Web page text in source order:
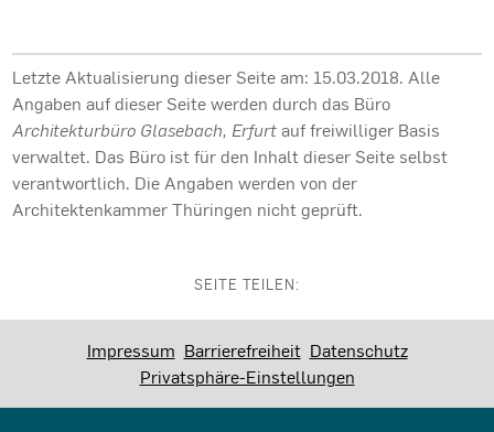
Letzte Aktualisierung dieser Seite am: 15.03.2018. Alle
Angaben auf dieser Seite werden durch das Büro
Architekturbüro Glasebach, Erfurtauf freiwilliger Basis
verwaltet. Das Büro ist für den Inhalt dieser Seite selbst
verantwortlich. Die Angaben werden von der
Architektenkammer Thüringen nicht geprüft.
SEITE TEILEN:
Impressum Barrierefreiheit Datenschutz
Privatsphäre-Einstellungen